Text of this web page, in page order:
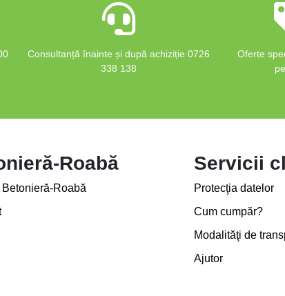
Consultanță înainte și după achiziție 0726
338 138
Oferte
Roabă
Betonieră-Roabă
Servicii
Protecţia datelor
Cum cumpăr?
Modalităţi de
Ajutor